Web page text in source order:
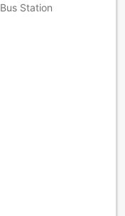
Station